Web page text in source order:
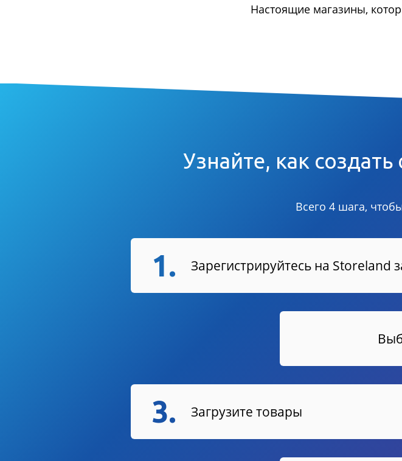
Настоящие магазины,
Узнайте, как
Всего 4 шага,
1. Зарегистрируйтесь на Storeland
3. Загрузите товары